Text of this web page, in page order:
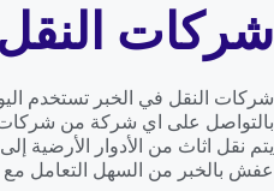
شركات
شركات النقل في الخبر تستخدم
بالتواصل على اي شركة من شركات
يتم نقل اثاث من الأدوار
عفش بالخبر من السهل التعامل مع